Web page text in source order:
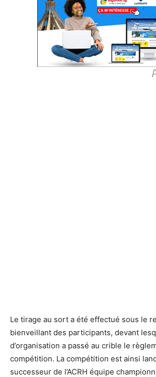
Le tirage au sort a été effectué sous le
bienveillant des participants, devant
d’organisation a passé au crible le
compétition. La compétition est ainsi
successeur de l’ACRH équipe